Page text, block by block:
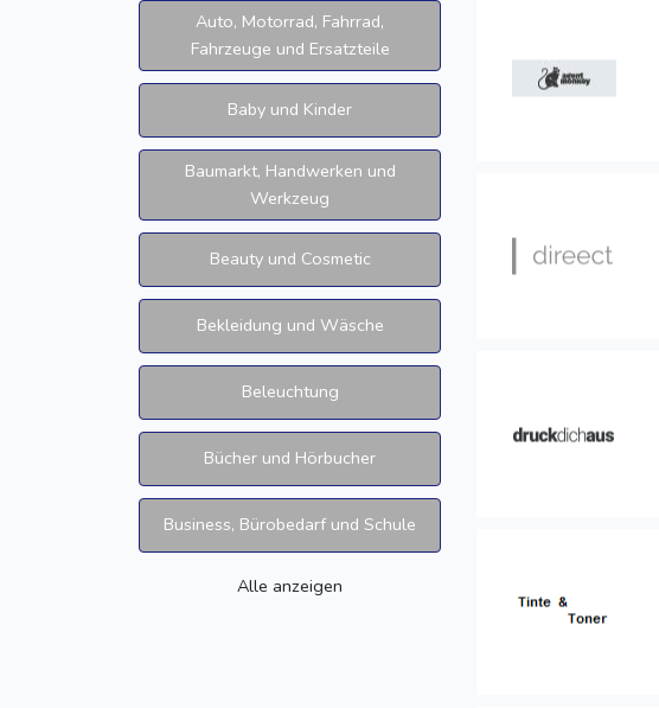
Auto, Motorrad, Fahrrad,
Fahrzeuge und Ersatzteile
Baby und Kinder
Baumarkt, Handwerken und
Werkzeug
Beauty und Cosmetic
Bekleidung und Wäsche
Beleuchtung
Bücher und Hörbucher
Business, Bürobedarf und Schule
Alle anzeigen